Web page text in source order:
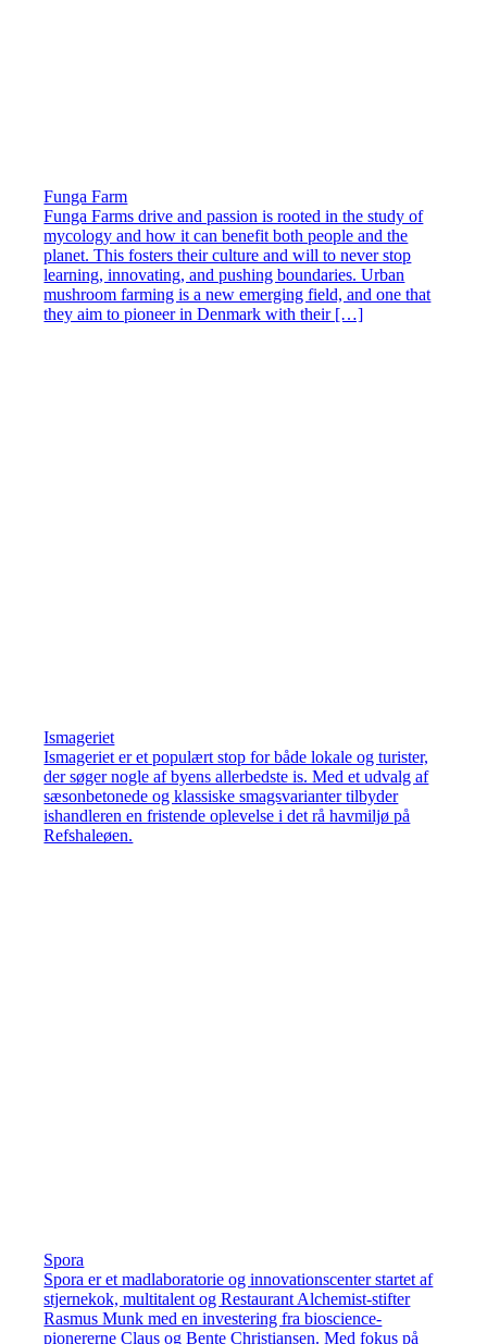
Funga Farm
Funga Farms drive and passion is rooted in the study of
mycology and how it can benefit both people and the
planet. This fosters their culture and will to never stop
learning, innovating, and pushing boundaries. Urban
mushroom farming is a new emerging field, and one that
they aim to pioneer in Denmark with their […]
Ismageriet
Ismageriet er et populært stop for både lokale og turister,
der søger nogle af byens allerbedste is. Med et udvalg af
sæsonbetonede og klassiske smagsvarianter tilbyder
ishandleren en fristende oplevelse i det rå havmiljø på
Refshaleøen.
Spora
Spora er et madlaboratorie og innovationscenter startet af
stjernekok, multitalent og Restaurant Alchemist-stifter
Rasmus Munk med en investering fra bioscience-
pionererne Claus og Bente Christiansen. Med fokus på